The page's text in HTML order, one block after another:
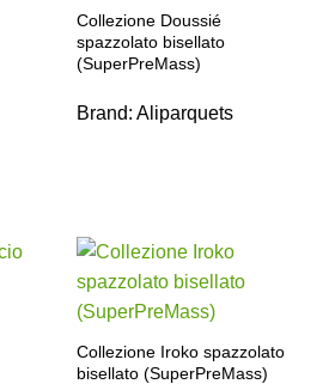
Collezione Doussié
spazzolato bisellato
(SuperPreMass)
Brand: Aliparquets
Collezione Iroko spazzolato
bisellato (SuperPreMass)